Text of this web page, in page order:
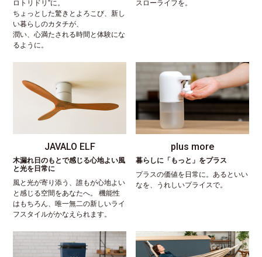
ロトリドリ”に。
ちょっとした驚きとよろこび、新し
い暮らしのカタチが、
潤い、心満たされる時間と体験にな
るように。
スローライフを。
JAVALO ELF
木漏れ日のもとで感じる心地よい風
と光を日常に
風と光が寄り添う、誰もが心地よい
と感じる空間をあなたへ。 機能性
はもちろん、唯一無二の新しいライ
フスタイルがかなえられます。
plus more
暮らしに「もっと」をプラス
プラスの価値を日常に。あるといい
なを、うれしいプライスで。